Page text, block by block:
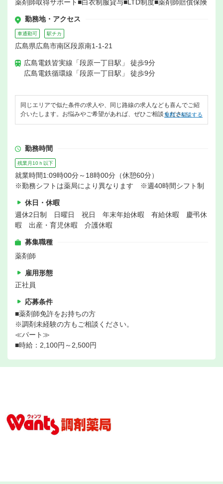
薬剤師取得サポート■白衣制服貸与■LTD制度■薬剤師賠償保険
勤務地・アクセス
車通勤可 駅チカ
広島県広島市南区段原南1-1-21
広島電鉄皆実線「段原一丁目駅」 徒歩9分
広島電鉄循環線「段原一丁目駅」 徒歩9分
同じエリアで似た条件の求人や、同じ路線の求人なども喜んでご紹
介いたします。お悩みやご希望があれば、ぜひご相談ください。
無料で相談する
勤務時間
残業月10ｈ以下
就業時間1:09時00分～18時00分（休憩60分）
※勤務シフトは薬局により異なります ※週40時間シフト制
休日・休暇
週休2日制 日曜日 祝日 年末年始休暇 有給休暇 慶弔休
暇 出産・育児休暇 介護休暇
募集職種
薬剤師
雇用形態
正社員
応募条件
■薬剤師免許をお持ちの方
※調剤未経験の方もご相談ください。
≪パート≫
■時給：2,100円～2,500円